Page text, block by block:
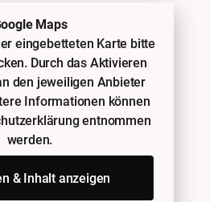
Maps
eingebetteten Karte bitte
Durch das Aktivieren
den jeweiligen Anbieter
Informationen können
entnommen
werden.
& Inhalt anzeigen